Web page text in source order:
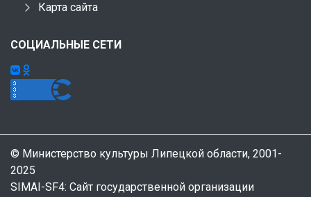
Карта сайта
СОЦИАЛЬНЫЕ СЕТИ
© Министерство культуры Липецкой области, 2001-
2025
SIMAI-SF4: Сайт государственной организации